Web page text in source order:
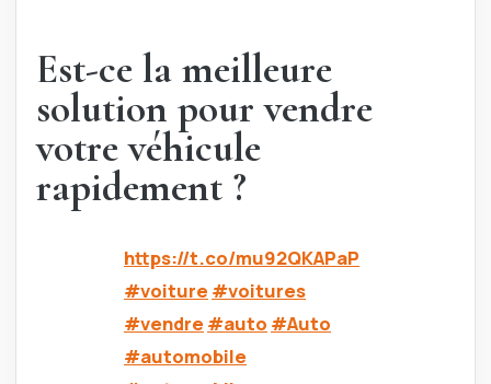
Est-ce la meilleure
solution pour vendre
votre véhicule
rapidement ?
https://t.co/mu92QKAPaP
#voiture #voitures
#vendre #auto #Auto
#automobile